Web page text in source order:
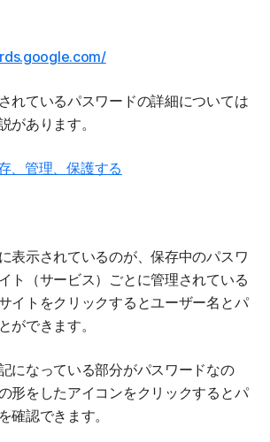
れているパスワードの詳細については
があります。
、管理、保護する
表示されているのが、保存中のパスワ
ト（サービス）ごとに管理されている
イトをクリックするとユーザー名とパ
ができます。
になっている部分がパスワードなの
形をしたアイコンをクリックするとパ
確認できます。